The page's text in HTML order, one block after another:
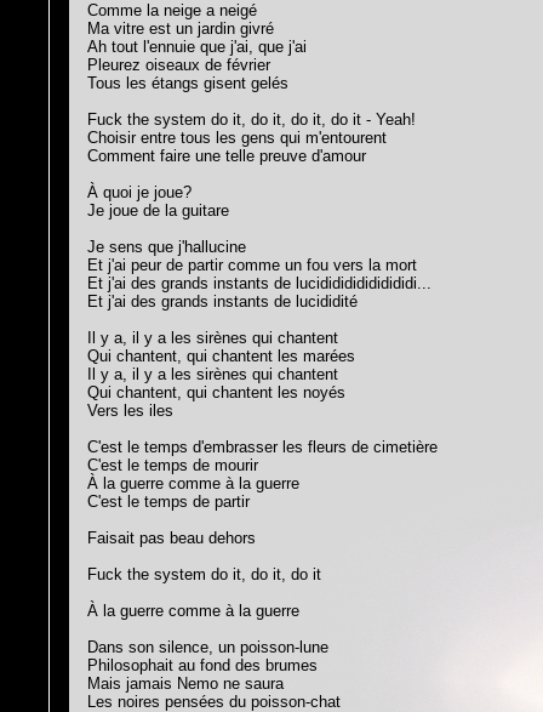
Comme la neige a neigé
Ma vitre est un jardin givré
Ah tout l'ennuie que j'ai, que j'ai
Pleurez oiseaux de février
Tous les étangs gisent gelés
Fuck the system do it, do it, do it, do it - Yeah!
Choisir entre tous les gens qui m'entourent
Comment faire une telle preuve d'amour
À quoi je joue?
Je joue de la guitare
Je sens que j'hallucine
Et j'ai peur de partir comme un fou vers la mort
Et j'ai des grands instants de lucididididididididi...
Et j'ai des grands instants de lucididité
Il y a, il y a les sirènes qui chantent
Qui chantent, qui chantent les marées
Il y a, il y a les sirènes qui chantent
Qui chantent, qui chantent les noyés
Vers les iles
C'est le temps d'embrasser les fleurs de cimetière
C'est le temps de mourir
À la guerre comme à la guerre
C'est le temps de partir
Faisait pas beau dehors
Fuck the system do it, do it, do it
À la guerre comme à la guerre
Dans son silence, un poisson-lune
Philosophait au fond des brumes
Mais jamais Nemo ne saura
Les noires pensées du poisson-chat